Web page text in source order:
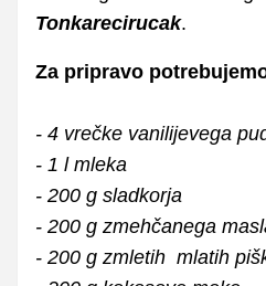
Tonkarecirucak.
Za pripravo
- 4 vrečke vanilijevega
- 1 l mleka
- 200 g sladkorja
- 200 g zmehčanega
- 200 g zmletih mlatih